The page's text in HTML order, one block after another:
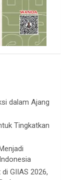
dalam Ajang
Tingkatkan
GIIAS 2026,